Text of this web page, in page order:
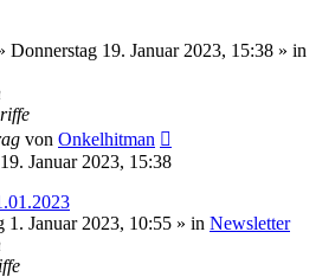
Donnerstag 19. Januar 2023, 15:38 » in
von Onkelhitman
Januar 2023, 15:38
1. Januar 2023, 10:55 » in Newsletter